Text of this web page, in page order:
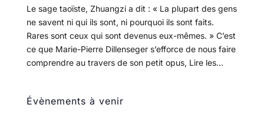
Le sage taoïste, Zhuangzi a dit : « La plupart des gens
ne savent ni qui ils sont, ni pourquoi ils sont faits.
Rares sont ceux qui sont devenus eux-mêmes. » C’est
ce que Marie-Pierre Dillenseger s’efforce de nous faire
comprendre au travers de son petit opus, Lire les...
Évènements à venir